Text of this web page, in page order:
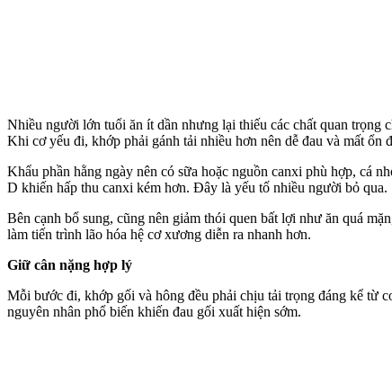
Nhiều người lớn tuổi ăn ít dần nhưng lại thiếu các chất quan trọng
Khi cơ yếu đi, khớp phải gánh tải nhiều hơn nên dễ đau và mất ổn
Khẩu phần hằng ngày nên có sữa hoặc nguồn canxi phù hợp, cá
D khiến hấp thu canxi kém hơn. Đây là yếu tố nhiều người bỏ qua.
Bên cạnh bổ sung, cũng nên giảm thói quen bất lợi như ăn quá
làm tiến trình lão hóa hệ cơ xương diễn ra nhanh hơn.
Giữ cân nặng hợp lý
Mỗi bước đi, khớp gối và hông đều phải chịu tải trọng đáng kể từ
nguyên nhân phổ biến khiến đau gối xuất hiện sớm.